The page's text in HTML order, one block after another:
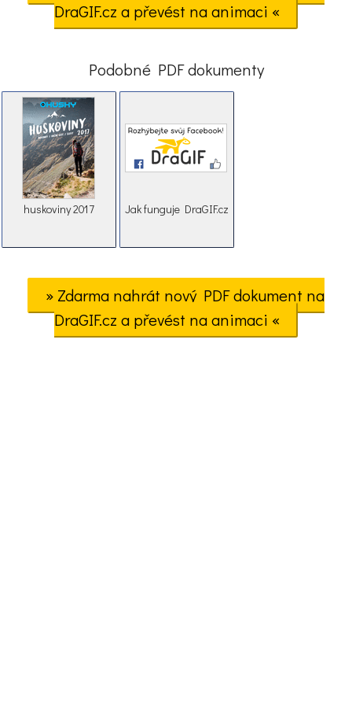
DraGIF.cz a převést na animaci «
Podobné PDF dokumenty
huskoviny 2017 Jak funguje DraGIF.cz
» Zdarma nahrát nový PDF dokument na
DraGIF.cz a převést na animaci «